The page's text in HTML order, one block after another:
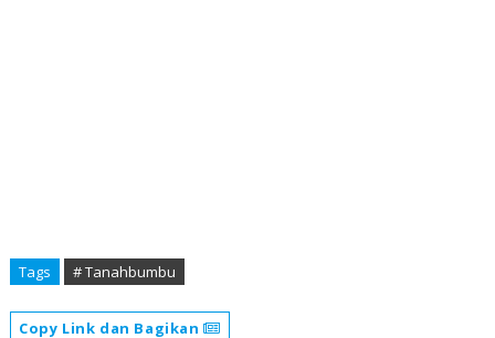
Tags # Tanahbumbu
Copy Link dan Bagikan